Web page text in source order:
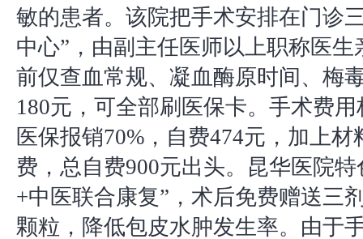
敏的患者。该院把手术安排在门诊
中心”，由副主任医师以上职称医生
前仅查血常规、凝血酶原时间、梅
180元，可全部刷医保卡。手术费用
医保报销70%，自费474元，加上材
费，总自费900元出头。昆华医院
+中医联合康复”，术后免费赠送三
颗粒，降低包皮水肿发生率。由于